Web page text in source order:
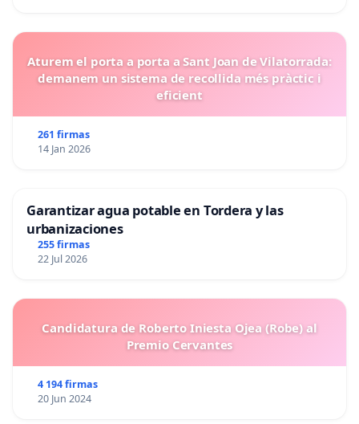
Aturem el porta a porta a Sant Joan de Vilatorrada:
demanem un sistema de recollida més pràctic i
eficient
261 firmas
14 Jan 2026
Garantizar agua potable en Tordera y las
urbanizaciones
255 firmas
22 Jul 2026
Candidatura de Roberto Iniesta Ojea (Robe) al
Premio Cervantes
4 194 firmas
20 Jun 2024